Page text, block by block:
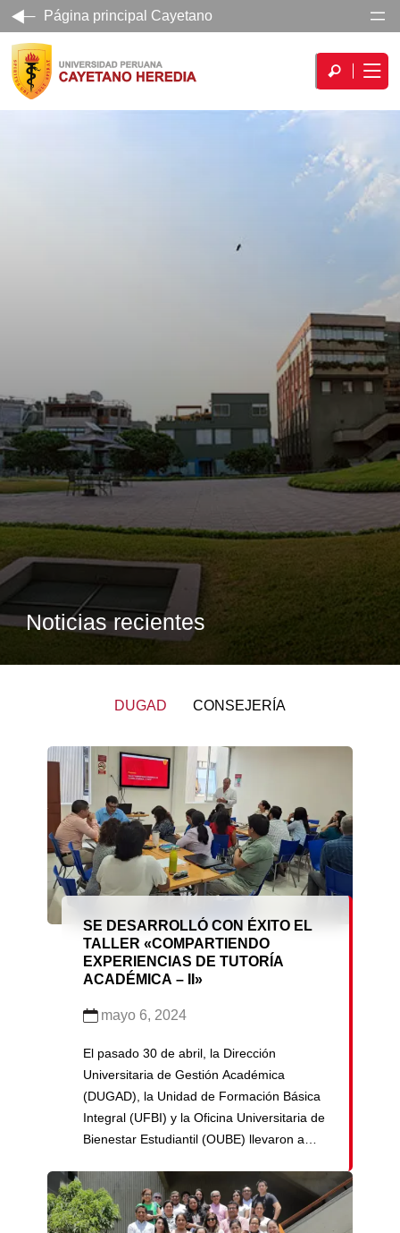
Página principal Cayetano
Noticias recientes
DUGAD CONSEJERÍA
SE DESARROLLÓ CON ÉXITO EL
TALLER «COMPARTIENDO
EXPERIENCIAS DE TUTORÍA
ACADÉMICA – II»
mayo 6, 2024
El pasado 30 de abril, la Dirección
Universitaria de Gestión Académica
(DUGAD), la Unidad de Formación Básica
Integral (UFBI) y la Oficina Universitaria de
Bienestar Estudiantil (OUBE) llevaron a
de Tutoría Académica». Este evento
estuvo dirigido a los vicedecanos,
directores de escuela, jefes de carreras y